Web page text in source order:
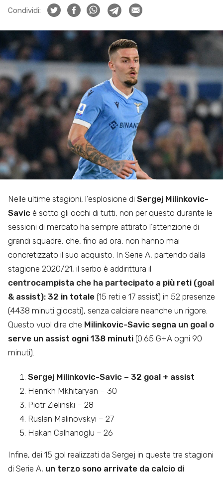
Condividi:
Nelle ultime stagioni, l’esplosione di Sergej Milinkovic-
Savic è sotto gli occhi di tutti, non per questo durante le
sessioni di mercato ha sempre attirato l’attenzione di
grandi squadre, che, fino ad ora, non hanno mai
concretizzato il suo acquisto. In Serie A, partendo dalla
stagione 2020/21, il serbo è addirittura il
centrocampista che ha partecipato a più reti (goal
& assist): 32 in totale (15 reti e 17 assist) in 52 presenze
(4438 minuti giocati), senza calciare neanche un rigore.
Questo vuol dire che Milinkovic-Savic segna un goal o
serve un assist ogni 138 minuti (0.65 G+A ogni 90
minuti).
Sergej Milinkovic-Savic – 32 goal + assist
Henrikh Mkhitaryan – 30
Piotr Zielinski – 28
Ruslan Malinovskyi – 27
Hakan Calhanoglu – 26
Infine, dei 15 gol realizzati da Sergej in queste tre stagioni
di Serie A, un terzo sono arrivate da calcio di